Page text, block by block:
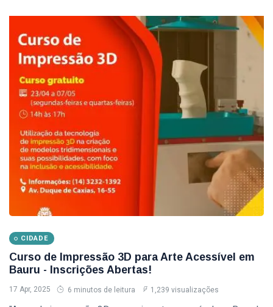
Diversos
Eventos
(126)
Empresas
Empregos
Última
postagem
�
CIDADE
Bauru recebe
gratuito
sobre milhas e
acúmulo de
pontos
Aug,
2026
visualizações
CIDADE
Senac Bauru
CIDADE
Curso de Impressão 3D para Arte Acessível em
Bauru - Inscrições Abertas!
17 Apr, 2025 6 minutos de leitura 1,239 visualizações